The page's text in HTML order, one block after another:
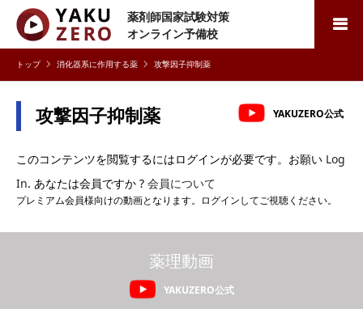
薬剤師国家試験対策
オンライン予備校
検索
消化器系に作用する薬 攻撃因子抑制薬
攻撃因子抑制薬 YAKUZERO公式
このコンテンツを閲覧するにはログインが必要です。お願い Log
In. あなたは会員ですか ? 会員について
プレミアム会員様向けの動画となります。ログインしてご視聴ください。
YAKUZERO公式
薬理動画